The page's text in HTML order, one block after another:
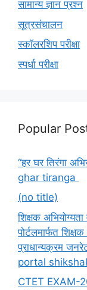
सामान्य ज्ञान प्रश्न
सूत्रसंचालन
स्कॉलरशिप परीक्षा
स्पर्धा परीक्षा
Popular
“हर घर तिरंगा
ghar tiranga
(no title)
शिक्षक
पोर्टलमार्फत
प्राधान्यक्रम
portal
CTET EXAM-